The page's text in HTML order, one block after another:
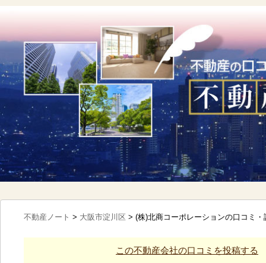
不動産ノート > 大阪市淀川区 > (株)北商コーポレーションの口コミ・
この不動産会社の口コミを投稿する